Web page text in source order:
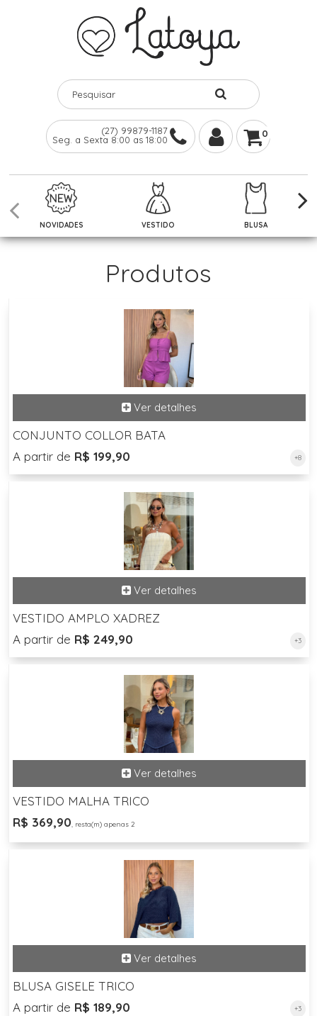
(27) 99879-1187
Seg. a Sexta 8:00 as 18:00
0
NOVIDADES VESTIDO BLUSA
Produtos
CONJUNTO COLLOR BATA
A partir de R$ 199,90 +8
VESTIDO AMPLO XADREZ
A partir de R$ 249,90 +3
VESTIDO MALHA TRICO
R$ 369,90, resta(m) apenas 2
BLUSA GISELE TRICO
A partir de R$ 189,90 +3